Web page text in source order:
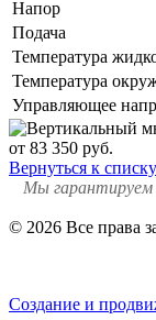
Напор
Подача
Температура
Температура
Управляющее
от 83 350 руб.
Вернуться к списку
Мы гарантируем
© 2026 Все права
Создание и